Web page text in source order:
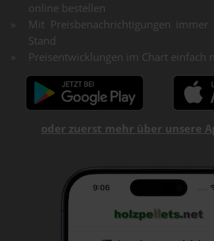
online bestellen
Mit Preisbenachrichtigungen
Stand
Preisentwicklungen im Chart einfach
oder zuerst mehr über unsere